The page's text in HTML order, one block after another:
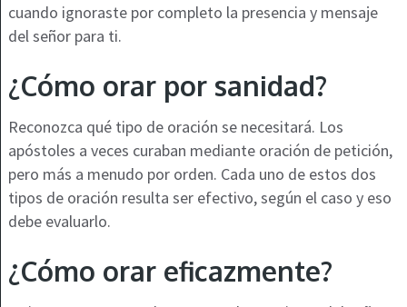
cuando ignoraste por completo la presencia y mensaje
del señor para ti.
¿Cómo orar por sanidad?
Reconozca qué tipo de oración se necesitará. Los
apóstoles a veces curaban mediante oración de petición,
pero más a menudo por orden. Cada uno de estos dos
tipos de oración resulta ser efectivo, según el caso y eso
debe evaluarlo.
¿Cómo orar eficazmente?